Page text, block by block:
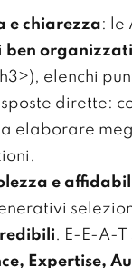
e chiarezza: le
ben organizzati
elenchi
dirette:
a elaborare
e
. E-E-A-
Expertise,